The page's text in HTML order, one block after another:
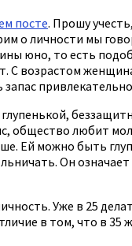
посте. Прошу
о личности мы
юно, то есть
С возрастом
общество любит
Ей можно быть
Он
Уже в 25
в том, что в